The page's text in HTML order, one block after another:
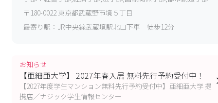
〒 180-0022東京都武蔵野市境５丁目
最寄り駅： JR中央線武蔵境駅北口下車 徒歩12分
お知らせ
【亜細亜大学】 2027年春入居 無料先行予約受付中！
【2027年度学生マンション無料先行予約受付中】亜細亜大学 提
携店／ナジック学生情報センター